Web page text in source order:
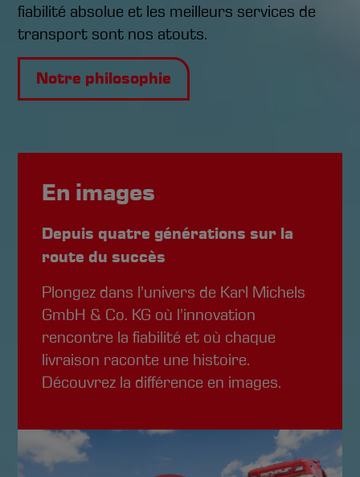
fiabilité absolue et les meilleurs services de
transport sont nos atouts.
Notre philosophie
En images
Depuis quatre générations sur la
route du succès
Plongez dans l’univers de Karl Michels
GmbH & Co. KG où l’innovation
rencontre la fiabilité et où chaque
livraison raconte une histoire.
Découvrez la différence en images.